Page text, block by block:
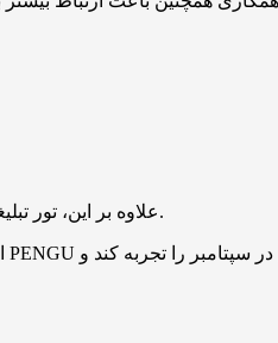
علاوه بر این، تور تبلیغاتی آسیایی این پروژه با شروع در ژاپن، جذابیت برند را در میان کاربران جوان افزایش داده و موجب دیده‌شدن بیشتر آن شده است.